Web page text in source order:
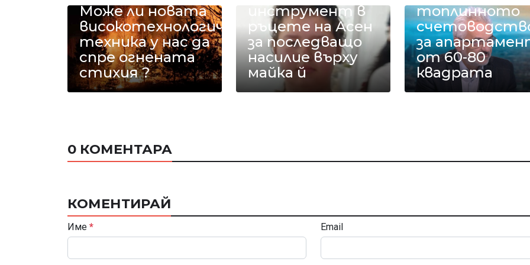
Може ли новата
високотехнологична
техника у нас да
спре огнената
стихия ?
инструмент в
ръцете на Асен
за последващо
насилие върху
майка й
топлинното
за
от 60-80
квадрата
0 КОМЕНТАРА
КОМЕНТИРАЙ
Име * Email